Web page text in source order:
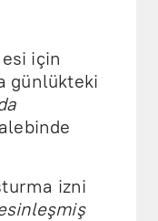
için
günlükteki
izni